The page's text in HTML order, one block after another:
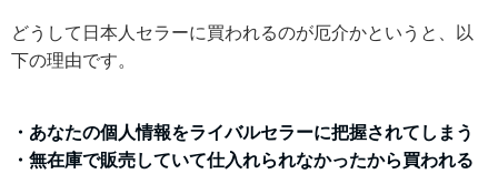
どうして日本人セラーに買われるのが厄介かというと、以
下の理由です。
・あなたの個人情報をライバルセラーに把握されてしまう
・無在庫で販売していて仕入れられなかったから買われる